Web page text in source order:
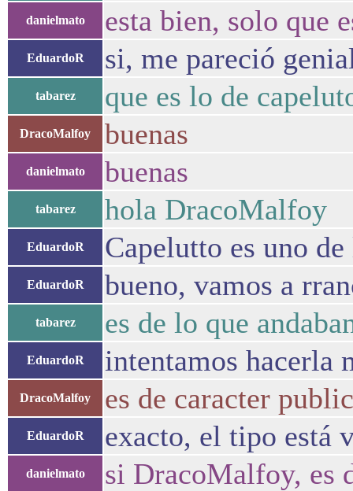
danielmato esta bien, solo que
EduardoR si, me pareció
tabarez que es lo de
DracoMalfoy buenas
danielmato buenas
tabarez hola DracoMalfoy
EduardoR Capelutto es uno
EduardoR bueno, vamos a
tabarez es de lo que
EduardoR intentamos hacerla
DracoMalfoy es de caracter
EduardoR exacto, el tipo está
danielmato si DracoMalfoy, es